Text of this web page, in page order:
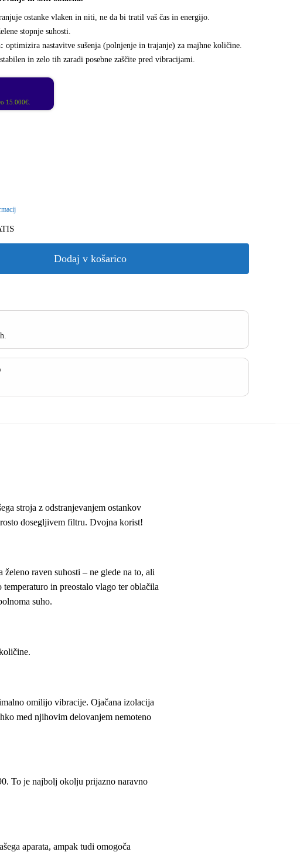
ostanke vlaken in niti, ne da bi tratil vaš čas in energijo.
stopnje suhosti.
optimizira nastavitve sušenja (polnjenje in trajanje) za majhne količine.
in zelo tih zaradi posebne zaščite pred vibracijami.
15.000€.
Dodaj v košarico
stroja z odstranjevanjem ostankov
dosegljivem filtru. Dvojna korist!
raven suhosti – ne glede na to, ali
in preostalo vlago ter oblačila
suho.
omilijo vibracije. Ojačana izolacija
med njihovim delovanjem nemoteno
To je najbolj okolju prijazno naravno
aparata, ampak tudi omogoča